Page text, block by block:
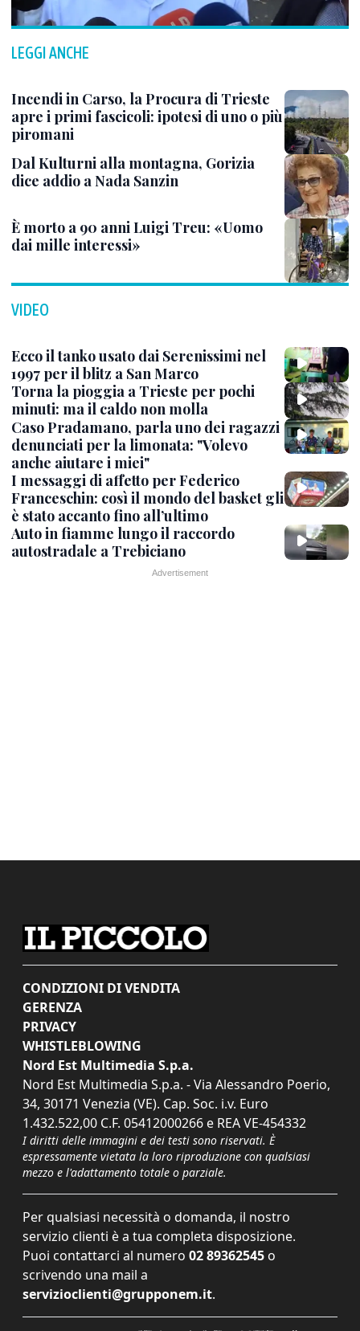
LEGGI ANCHE
Incendi in Carso, la Procura di Trieste
apre i primi fascicoli: ipotesi di uno o più
piromani
Dal Kulturni alla montagna, Gorizia
dice addio a Nada Sanzin
È morto a 90 anni Luigi Treu: «Uomo
dai mille interessi»
VIDEO
Ecco il tanko usato dai Serenissimi nel
1997 per il blitz a San Marco
Torna la pioggia a Trieste per pochi
minuti: ma il caldo non molla
Caso Pradamano, parla uno dei ragazzi
denunciati per la limonata: "Volevo
anche aiutare i miei"
I messaggi di affetto per Federico
Franceschin: così il mondo del basket gli
è stato accanto fino all’ultimo
Auto in fiamme lungo il raccordo
autostradale a Trebiciano
CONDIZIONI DI VENDITA
GERENZA
PRIVACY
WHISTLEBLOWING
Nord Est Multimedia S.p.a.
Nord Est Multimedia S.p.a. - Via Alessandro Poerio,
34, 30171 Venezia (VE). Cap. Soc. i.v. Euro
1.432.522,00 C.F. 05412000266 e REA VE-454332
I diritti delle immagini e dei testi sono riservati. È
espressamente vietata la loro riproduzione con qualsiasi
mezzo e l'adattamento totale o parziale.
Per qualsiasi necessità o domanda, il nostro
servizio clienti è a tua completa disposizione.
Puoi contattarci al numero 02 89362545 o
scrivendo una mail a
servizioclienti@grupponem.it.